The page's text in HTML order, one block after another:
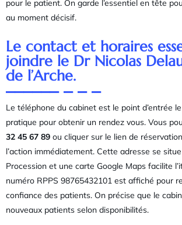
pour le patient. On garde l’essentiel en tête
au moment décisif.
Le contact et horaires
joindre le Dr Nicolas
de l’Arche.
Le téléphone du cabinet est le point d’entrée
pratique pour obtenir un rendez vous. Vous
32 45 67 89 ou cliquer sur le lien de
l’action immédiatement. Cette adresse se
Procession et une carte Google Maps facilite
numéro RPPS 98765432101 est affiché pour
confiance des patients. On précise que le
nouveaux patients selon disponibilités.